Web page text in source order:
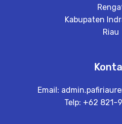
Kabupaten
Riau
Email:
Telp: +62 821-